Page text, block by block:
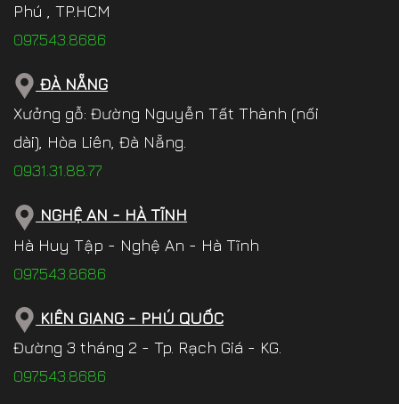
Phú , TP.HCM
097.543.8686
ĐÀ NẴNG
Xưởng gỗ: Đường Nguyễn Tất Thành (nối
dài), Hòa Liên, Đà Nẵng.
0931.31.88.77
NGHỆ AN - HÀ TĨNH
Hà Huy Tập - Nghệ An - Hà Tĩnh
097.543.8686
KIÊN GIANG - PHÚ QUỐC
Đường 3 tháng 2 - Tp. Rạch Giá - KG.
097.543.8686